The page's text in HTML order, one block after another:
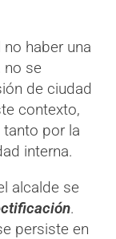
haber una
no se
de ciudad
contexto,
por la
interna.
alcalde se
.
persiste en